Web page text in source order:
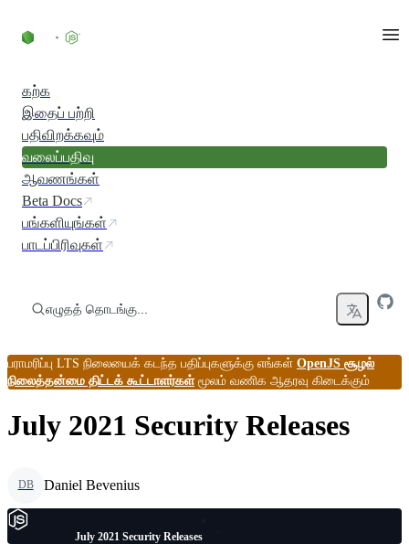
கற்க
இதைப் பற்றி
பதிவிறக்கவும்
வலைப்பதிவு
ஆவணங்கள்
Beta Docs
பங்களியுங்கள்
பாடப்பிரிவுகள்
எழுதத் தொடங்கு...
பராமரிப்பு LTS நிலையைக் கடந்த பதிப்புகளுக்கு எங்கள் OpenJS சூழல்
நிலைத்தன்மை திட்டக் கூட்டாளர்கள்மூலம் வணிக ஆதரவு கிடைக்கும்
July 2021 Security Releases
DB Daniel Bevenius
July 2021 Security Releases